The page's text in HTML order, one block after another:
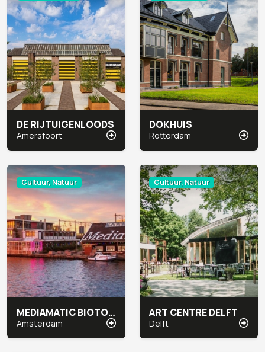
DE RIJTUIGENLOODS
Amersfoort
DOKHUIS
Rotterdam
Cultuur, Natuur
MEDIAMATIC BIOTOOP
Amsterdam
Cultuur, Natuur
ART CENTRE DELFT
Delft